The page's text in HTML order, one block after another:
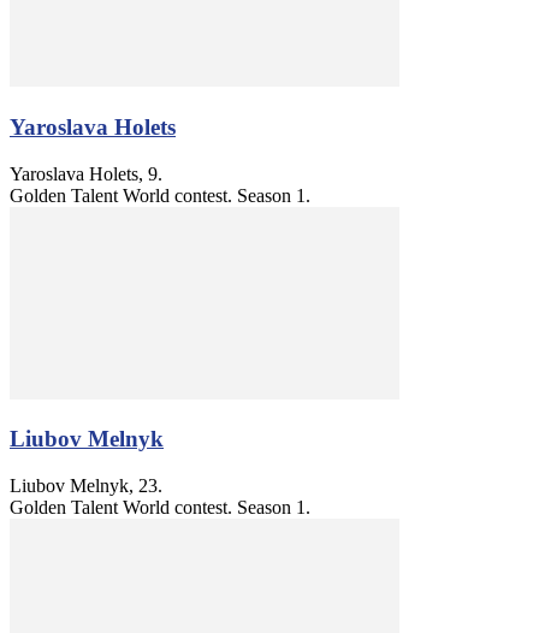
Yaroslava Holets
Yaroslava Holets, 9.
Golden Talent World contest. Season 1.
Liubov Melnyk
Liubov Melnyk, 23.
Golden Talent World contest. Season 1.